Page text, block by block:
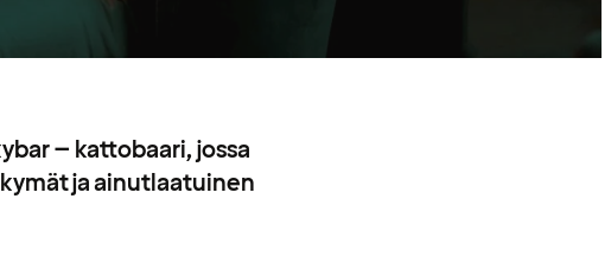
– kattobaari, jossa
ja ainutlaatuinen